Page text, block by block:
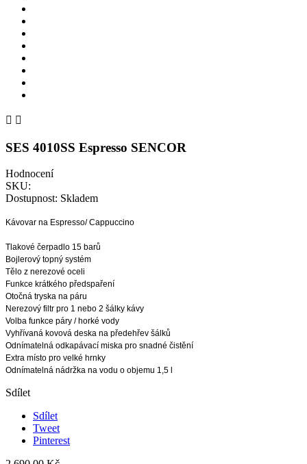
 
SES 4010SS Espresso SENCOR
Hodnocení
SKU:
Dostupnost: Skladem
Kávovar na Espresso/ Cappuccino
Tlakové čerpadlo 15 barů
Bojlerový topný systém
Tělo z nerezové oceli
Funkce krátkého předspaření
Otočná tryska na páru
Nerezový filtr pro 1 nebo 2 šálky kávy
Volba funkce páry / horké vody
Vyhřívaná kovová deska na předehřev šálků
Odnímatelná odkapávací miska pro snadné čistění
Extra místo pro velké hrnky
Odnímatelná nádržka na vodu o objemu 1,5 l
Sdílet
Sdílet
Tweet
Pinterest